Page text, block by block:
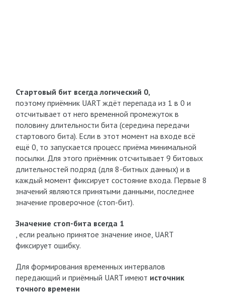
Стартовый бит всегда логический 0,
поэтому приёмник UART ждёт перепада из 1 в 0 и
отсчитывает от него временной промежуток в
половину длительности бита (середина передачи
стартового бита). Если в этот момент на входе всё
ещё 0, то запускается процесс приёма минимальной
посылки. Для этого приёмник отсчитывает 9 битовых
длительностей подряд (для 8-битных данных) и в
каждый момент фиксирует состояние входа. Первые 8
значений являются принятыми данными, последнее
значение проверочное (стоп-бит).
Значение стоп-бита всегда 1
, если реально принятое значение иное, UART
фиксирует ошибку.
Для формирования временных интервалов
передающий и приёмный UART имеют источник
точного времени